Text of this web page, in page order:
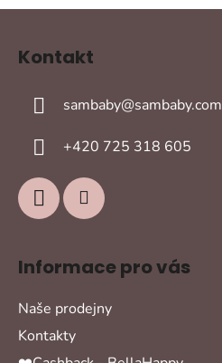
Z
Kontakt
sambaby@sambaby.com
+420 725 318 605
Informace pro vás
Naše prodejny
Kontakty